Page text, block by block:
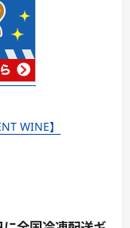
WINE】